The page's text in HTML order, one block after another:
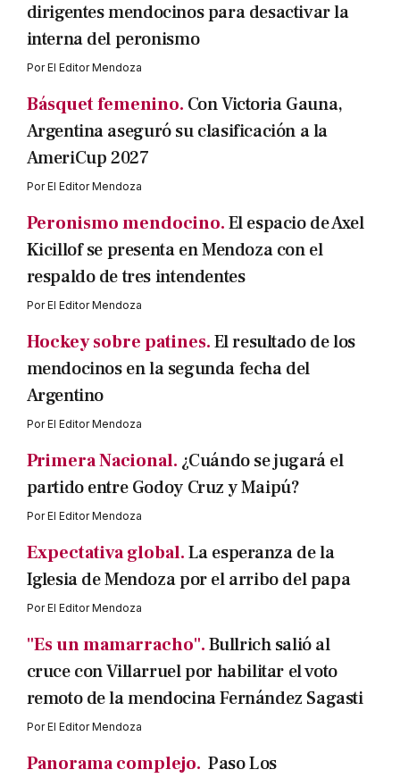
dirigentes mendocinos para desactivar la
interna del peronismo
PorEl Editor Mendoza
Básquet femenino. Con Victoria Gauna,
Argentina aseguró su clasificación a la
AmeriCup 2027
PorEl Editor Mendoza
Peronismo mendocino.El espacio de Axel
Kicillof se presenta en Mendoza con el
respaldo de tres intendentes
PorEl Editor Mendoza
Hockey sobre patines.El resultado de los
mendocinos en la segunda fecha del
Argentino
PorEl Editor Mendoza
Primera Nacional. ¿Cuándo se jugará el
partido entre Godoy Cruz y Maipú?
PorEl Editor Mendoza
Expectativa global.La esperanza de la
Iglesia de Mendoza por el arribo del papa
PorEl Editor Mendoza
"Es un mamarracho".Bullrich salió al
cruce con Villarruel por habilitar el voto
remoto de la mendocina Fernández Sagasti
PorEl Editor Mendoza
Panorama complejo. Paso Los